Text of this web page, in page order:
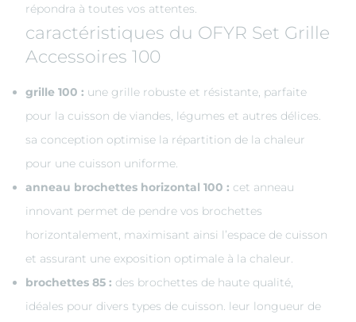
répondra à toutes vos attentes.
caractéristiques du OFYR Set Grille
Accessoires 100
grille 100 : une grille robuste et résistante, parfaite
pour la cuisson de viandes, légumes et autres délices.
sa conception optimise la répartition de la chaleur
pour une cuisson uniforme.
anneau brochettes horizontal 100 : cet anneau
innovant permet de pendre vos brochettes
horizontalement, maximisant ainsi l’espace de cuisson
et assurant une exposition optimale à la chaleur.
brochettes 85 : des brochettes de haute qualité,
idéales pour divers types de cuisson. leur longueur de